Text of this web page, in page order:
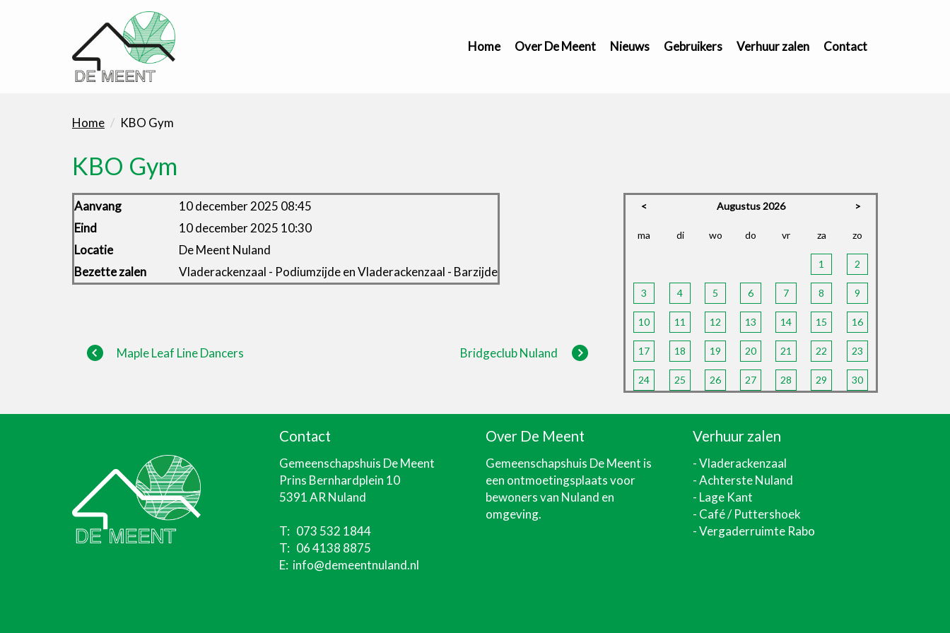
Home Over De Meent Nieuws Gebruikers Verhuur zalen Contact
Home KBO Gym
KBO Gym
Aanvang
10 december 2025 08:45
Eind
10 december 2025 10:30
Locatie
De Meent Nuland
Bezette zalen
Vladerackenzaal - Podiumzijde en Vladerackenzaal - Barzijde
Maple Leaf Line Dancers Bridgeclub Nuland
< Augustus 2026 >
ma di wo do vr za zo
1 2
3 4 5 6 7 8 9
10 11 12 13 14 15 16
17 18 19 20 21 22 23
24 25 26 27 28 29 30
Contact
Gemeenschapshuis De Meent
Prins Bernhardplein 10
5391 AR Nuland
T: 073 532 1844
T: 06 4138 8875
E: info@demeentnuland.nl
Over De Meent
Gemeenschapshuis De Meent is
een ontmoetingsplaats voor
bewoners van Nuland en
omgeving.
Verhuur zalen
-Vladerackenzaal
-Achterste Nuland
- Lage Kant
- Café / Puttershoek
- Vergaderruimte Rabo